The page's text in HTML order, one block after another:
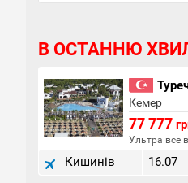
В ОСТАННЮ
Кемер
77 777
Ультра все
Кишинів 16.07